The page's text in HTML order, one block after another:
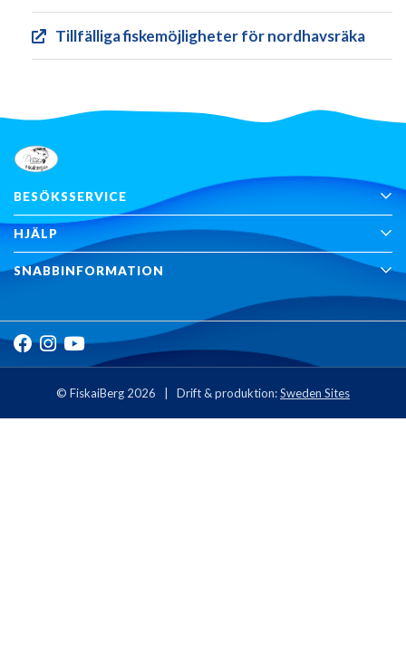
Tillfälliga fiskemöjligheter för nordhavsräka
BESÖKSSERVICE
HJÄLP
SNABBINFORMATION
© FiskaiBerg 2026 | Drift & produktion:Sweden Sites